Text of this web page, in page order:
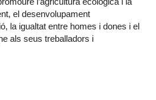
el desenvolupament
la igualtat entre homes i dones i el
als seus treballadors i